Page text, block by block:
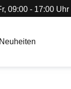
09:00 - 17:00 Uhr
Neuheiten